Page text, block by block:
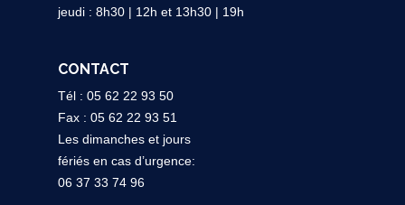
jeudi : 8h30 | 12h et 13h30 | 19h
CONTACT
Tél : 05 62 22 93 50
Fax : 05 62 22 93 51
Les dimanches et jours
fériés en cas d’urgence:
06 37 33 74 96